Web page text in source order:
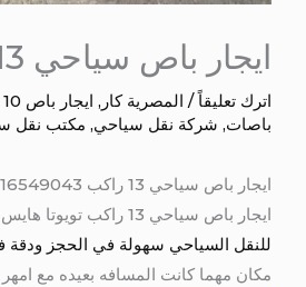
ايجار باص سياحي 13 راكب
اترك تعليقاً / المصرية كار , ايجار باص 10 راكب
باصات, شركة نقل سياحي, مكتب نقل
ايجار باص سياحي 13 راكب 01016549043
ايجار باص سياحي 13 راكب تويوتا هايس موديل حديث مكيف كراسي متحركه مريحه سقف عالى شبكه لحمل الشنط ستائر عازلة للحراره
للنقل السياحي سهولة في الحجز ودقة في
مكان مهما كانت المسافه بعيده مع